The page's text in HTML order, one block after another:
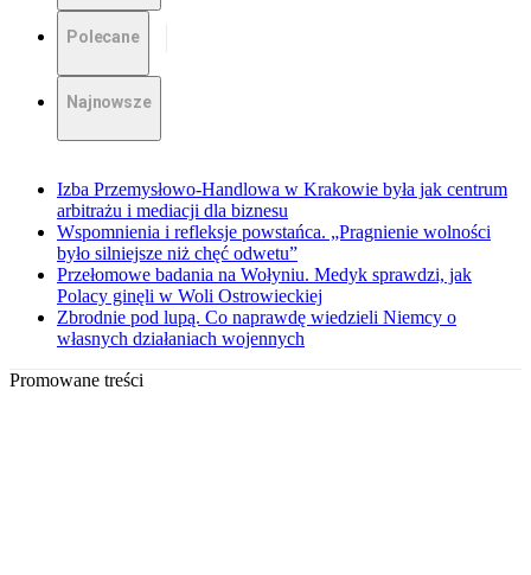
Polecane
Najnowsze
Izba Przemysłowo-Handlowa w Krakowie była jak centrum
arbitrażu i mediacji dla biznesu
Wspomnienia i refleksje powstańca. „Pragnienie wolności
było silniejsze niż chęć odwetu”
Przełomowe badania na Wołyniu. Medyk sprawdzi, jak
Polacy ginęli w Woli Ostrowieckiej
Zbrodnie pod lupą. Co naprawdę wiedzieli Niemcy o
własnych działaniach wojennych
Promowane treści